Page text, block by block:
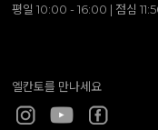
평일 10:00 - 16:00 | 점심
엘칸토를 만나세요